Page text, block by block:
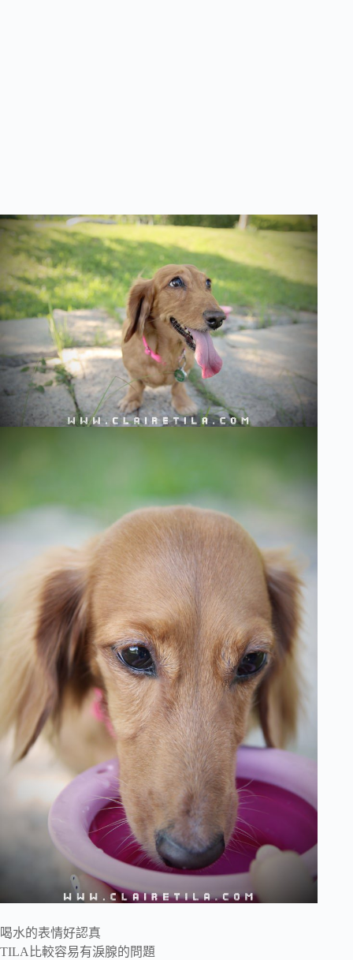
喝水的表情好認真
TILA比較容易有淚腺的問題